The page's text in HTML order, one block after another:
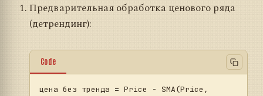
Предварительная обработка ценового ряда
(детрендинг):
Code
цена без тренда = Price - SMA(Price,